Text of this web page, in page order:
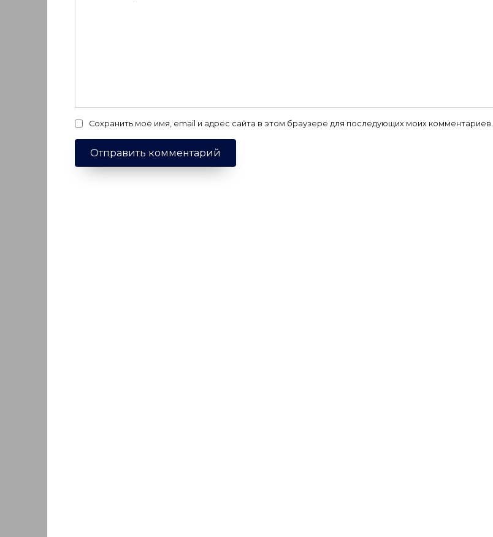
Сохранить моё имя, email и адрес сайта в этом браузере для последующих моих комментариев.